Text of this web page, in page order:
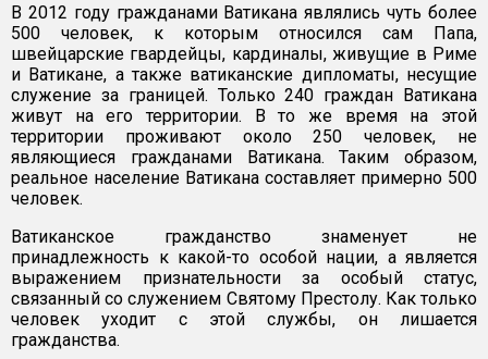
В 2012 году гражданами Ватикана являлись чуть более
500 человек, к которым относился сам Папа,
швейцарские гвардейцы, кардиналы, живущие в Риме
и Ватикане, а также ватиканские дипломаты, несущие
служение за границей. Только 240 граждан Ватикана
живут на его территории. В то же время на этой
территории проживают около 250 человек, не
являющиеся гражданами Ватикана. Таким образом,
реальное население Ватикана составляет примерно 500
человек.
Ватиканское гражданство знаменует не
принадлежность к какой-то особой нации, а является
выражением признательности за особый статус,
связанный со служением Святому Престолу. Как только
человек уходит с этой службы, он лишается
гражданства.